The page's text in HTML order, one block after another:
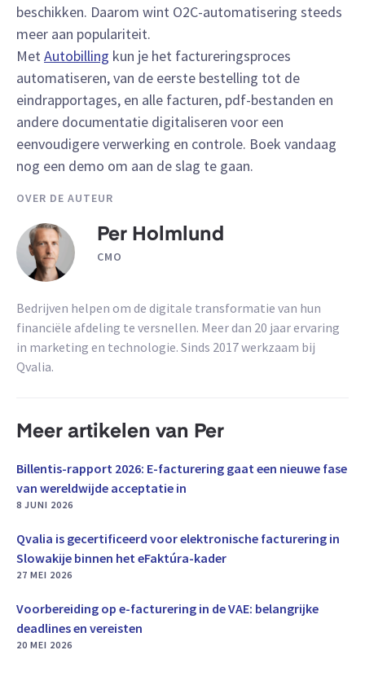
beschikken. Daarom wint O2C-automatisering steeds
meer aan populariteit.
Met Autobilling kun je het factureringsproces
automatiseren, van de eerste bestelling tot de
eindrapportages, en alle facturen, pdf-bestanden en
andere documentatie digitaliseren voor een
eenvoudigere verwerking en controle. Boek vandaag
nog een demo om aan de slag te gaan.
OVER DE AUTEUR
Per Holmlund
CMO
Bedrijven helpen om de digitale transformatie van hun
financiële afdeling te versnellen. Meer dan 20 jaar ervaring
in marketing en technologie. Sinds 2017 werkzaam bij
Qvalia.
Meer artikelen van Per
Billentis-rapport 2026: E-facturering gaat een nieuwe fase
van wereldwijde acceptatie in
8 JUNI 2026
Qvalia is gecertificeerd voor elektronische facturering in
Slowakije binnen het eFaktúra-kader
27 MEI 2026
Voorbereiding op e-facturering in de VAE: belangrijke
deadlines en vereisten
20 MEI 2026